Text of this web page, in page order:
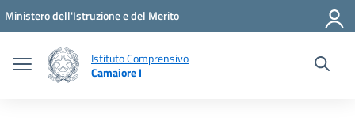
Vai ai contenuti
Vai al menu di navigazione
Vai al footer
Ministero dell'Istruzione e del Merito
Istituto Comprensivo
Camaiore I